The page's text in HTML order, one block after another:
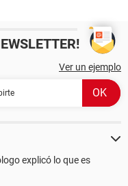
Ver un ejemplo
explicó lo que es